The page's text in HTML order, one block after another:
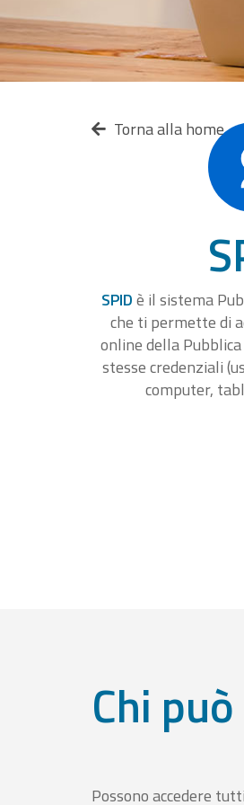
Torna alla home
SPIDè il sistema
che ti permette di
online della
stesse credenziali
computer,
Chi
Possono accedere